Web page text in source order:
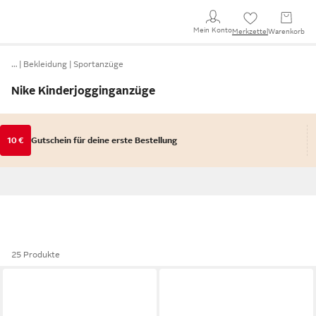
Mein KontoMerkzettel Warenkorb
… Bekleidung Sportanzüge
Nike Kinderjogginganzüge
10 € Gutschein für deine erste Bestellung
25 Produkte